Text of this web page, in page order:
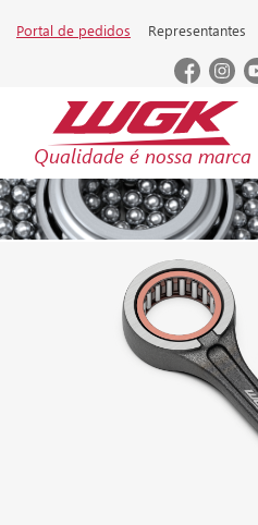
Portal de pedidos Representantes
Qualidade é nossa marca